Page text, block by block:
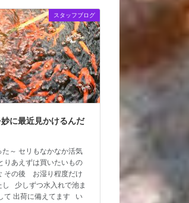
スタッフブログ
に最近見かけるんだ
た～ セリもなかなか活気
りあえずは買いたいもの
その後 お湿り程度だけ
し 少しずつ水入れで池ま
て 出荷に備えてます い